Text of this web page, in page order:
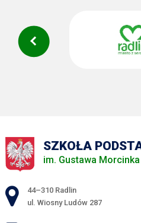
SZKOŁA
im. Gustawa Morcinka
Adres pocztowy:
44–310 Radlin
ul. Wiosny Ludów 287